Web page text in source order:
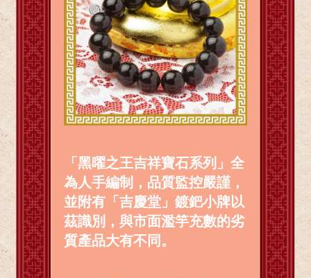
「黑曜之王吉祥寶石系列」全
為人手編制，品質監控嚴謹，
並附有「吉慶堂」鍍鈀小牌以
茲識別，與市面濫竽充數的劣
質產品大有不同。